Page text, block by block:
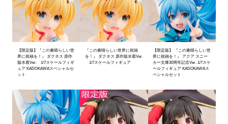
【限定版】『この素晴らしい世
界に祝福を！』 ダクネス 原作
版水着Ver. 1/7スケールフィギ
ュア KADOKAWAスペシャルセ
ット
『この素晴らしい世界に祝福
を！』 ダクネス 原作版水着Ver.
1/7スケールフィギュア
【限定版】 『この素晴らしい世
界に祝福を！』 アクア スニー
カー文庫30周年記念Ver. 1/7スケ
ールフィギュア KADOKAWAス
ペシャルセット